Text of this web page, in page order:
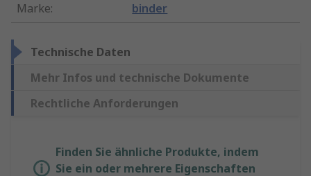
Marke: binder
Technische Daten
Mehr Infos und technische Dokumente
Rechtliche Anforderungen
Finden Sie ähnliche Produkte, indem
Sie ein oder mehrere Eigenschaften